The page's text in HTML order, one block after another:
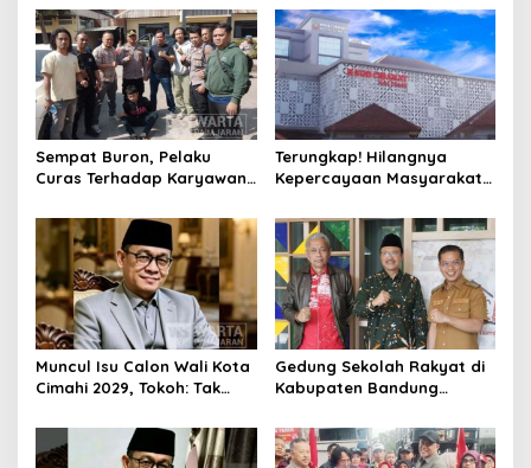
Kasus Narkoba
Sempat Buron, Pelaku
Curas Terhadap Karyawan
Ditangkap Polisi
Terungkap! Hilangnya
Kepercayaan Masyarakat
Rebranding RSUD Cibabat
Muncul Isu Calon Wali Kota
Cimahi 2029, Tokoh: Tak
Legitimasi Parpol
Gedung Sekolah Rakyat di
Kabupaten Bandung
Siap Tampung Dua Ribu
Siswa